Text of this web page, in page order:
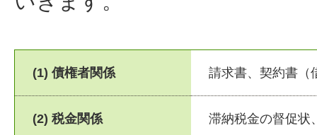
(1) 債権者関係 請求書、契約書（
(2) 税金関係 滞納税金の督促状